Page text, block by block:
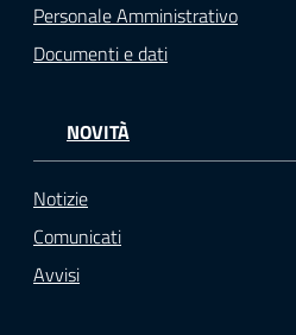
Personale Amministrativo
Documenti e dati
NOVITÀ
Notizie
Comunicati
Avvisi